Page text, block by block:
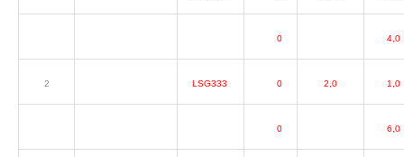
0 4,0
2 LSG333 0 2,0 1,0
0 6,0